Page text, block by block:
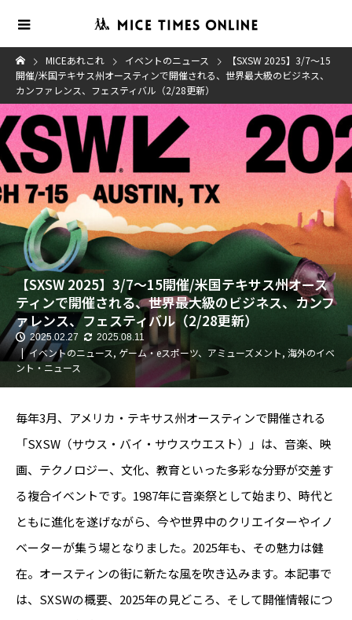
MICEあれこれ イベントのニュース
【SXSW 2025】3/7～15
開催/米国テキサス州オースティンで開催される、世界最大級のビジネス、
カンファレンス、フェスティバル（2/28更新）
【SXSW 2025】3/7～15開催/米国テキサス州オース
ティンで開催される、世界最大級のビジネス、カンフ
ァレンス、フェスティバル（2/28更新）
2025.02.27 2025.08.11
イベントのニュース, ゲーム・eスポーツ、アミューズメント, 海外のイベ
ント・ニュース
毎年3月、アメリカ・テキサス州オースティンで開催される
「SXSW（サウス・バイ・サウスウエスト）」は、音楽、映
画、テクノロジー、文化、教育といった多彩な分野が交差す
る複合イベントです。1987年に音楽祭として始まり、時代と
ともに進化を遂げながら、今や世界中のクリエイターやイノ
ベーターが集う場となりました。2025年も、その魅力は健
在。オースティンの街に新たな風を吹き込みます。本記事で
は、SXSWの概要、2025年の見どころ、そして開催情報につ